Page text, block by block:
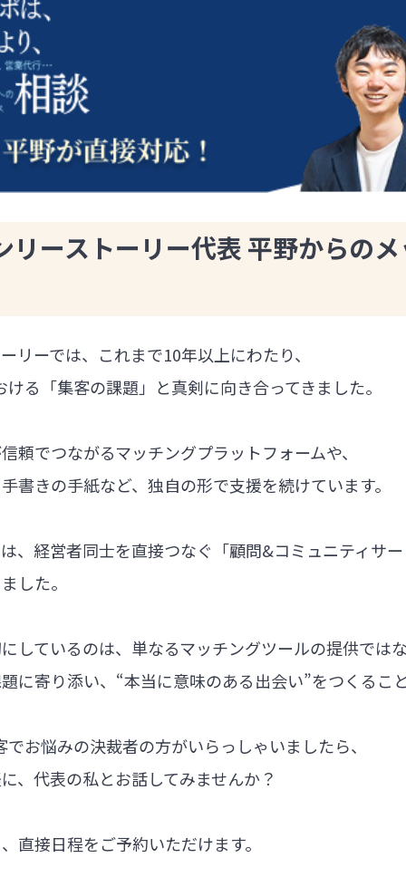
リーストーリー代表 平野からの
リーでは、これまで10年以上にわたり、
る「集客の課題」と真剣に向き合ってきました。
頼でつながるマッチングプラットフォームや、
書きの手紙など、独自の形で支援を続けています。
、経営者同士を直接つなぐ「顧問&コミュニティサ
した。
しているのは、単なるマッチングツールの提供では
に寄り添い、“本当に意味のある出会い”をつくるこ
お悩みの決裁者の方がいらっしゃいましたら、
、代表の私とお話してみませんか？
直接日程をご予約いただけます。